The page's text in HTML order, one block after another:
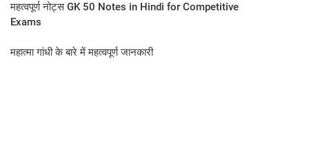
महत्वपूर्ण नोट्स GK 50 Notes in Hindi for Competitive
Exams
महात्मा गांधी के बारे में महत्वपूर्ण जानकारी